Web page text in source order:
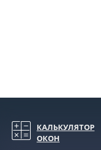
КАЛЬКУЛЯТОР
ОКОН